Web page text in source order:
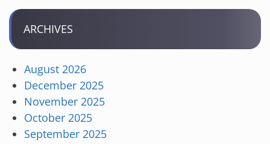
ARCHIVES
August 2026
December 2025
November 2025
October 2025
September 2025